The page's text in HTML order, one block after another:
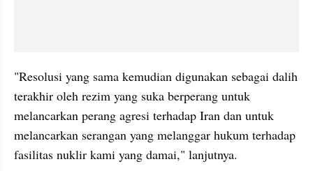
"Resolusi yang sama kemudian digunakan sebagai dalih
terakhir oleh rezim yang suka berperang untuk
melancarkan perang agresi terhadap Iran dan untuk
melancarkan serangan yang melanggar hukum terhadap
fasilitas nuklir kami yang damai," lanjutnya.